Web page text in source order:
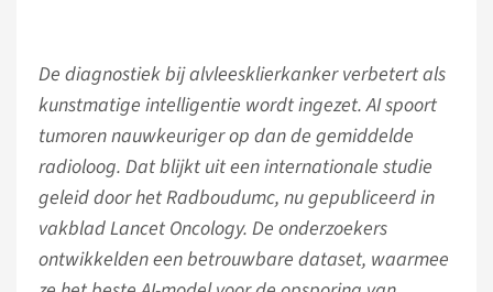
De diagnostiek bij alvleesklierkanker verbetert als
kunstmatige intelligentie wordt ingezet. AI spoort
tumoren nauwkeuriger op dan de gemiddelde
radioloog. Dat blijkt uit een internationale studie
geleid door het Radboudumc, nu gepubliceerd in
vakblad Lancet Oncology. De onderzoekers
ontwikkelden een betrouwbare dataset, waarmee